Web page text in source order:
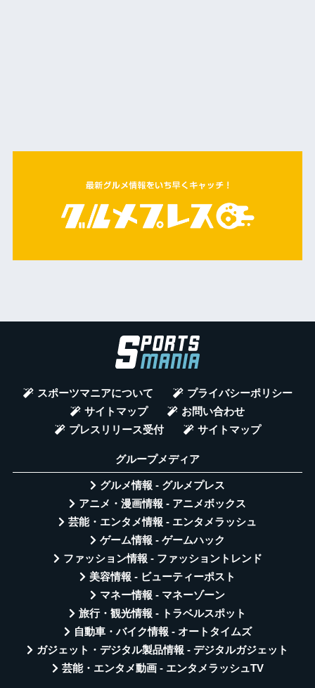
スポーツマニアについて
プライバシーポリシー
サイトマップ
お問い合わせ
プレスリリース受付
サイトマップ
グループメディア
グルメ情報 - グルメプレス
アニメ・漫画情報 - アニメボックス
芸能・エンタメ情報 - エンタメラッシュ
ゲーム情報 - ゲームハック
ファッション情報 - ファッショントレンド
美容情報 - ビューティーポスト
マネー情報 - マネーゾーン
旅行・観光情報 - トラベルスポット
自動車・バイク情報 - オートタイムズ
ガジェット・デジタル製品情報 - デジタルガジェット
芸能・エンタメ動画 - エンタメラッシュTV